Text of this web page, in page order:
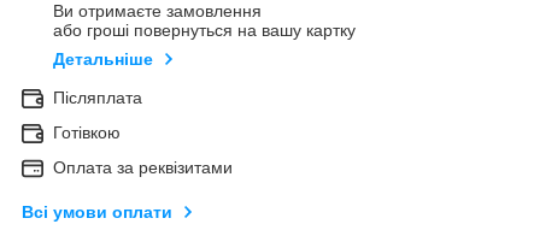
Ви отримаєте замовлення
або гроші повернуться на вашу картку
Детальніше
Післяплата
Готівкою
Оплата за реквізитами
Всі умови оплати